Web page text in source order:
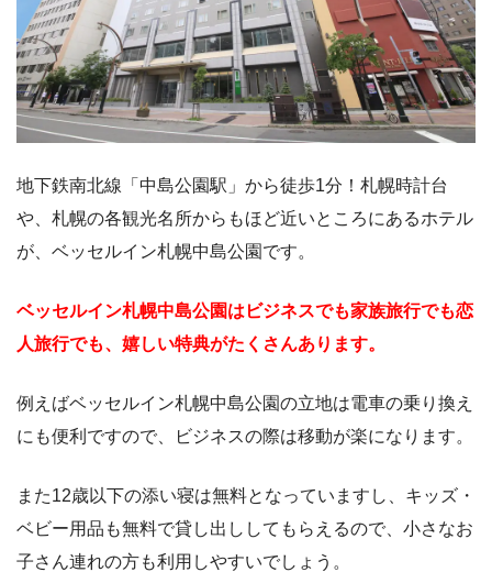
地下鉄南北線「中島公園駅」から徒歩1分！札幌時計台
や、札幌の各観光名所からもほど近いところにあるホテル
が、ベッセルイン札幌中島公園です。
ベッセルイン札幌中島公園はビジネスでも家族旅行でも恋
人旅行でも、嬉しい特典がたくさんあります。
例えばベッセルイン札幌中島公園の立地は電車の乗り換え
にも便利ですので、ビジネスの際は移動が楽になります。
また12歳以下の添い寝は無料となっていますし、キッズ・
ベビー用品も無料で貸し出ししてもらえるので、小さなお
子さん連れの方も利用しやすいでしょう。